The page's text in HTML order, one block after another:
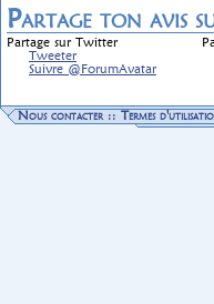
Partage ton avis
Partage sur Twitter
Tweeter
Suivre @ForumAvatar
Nous contacter::Termes